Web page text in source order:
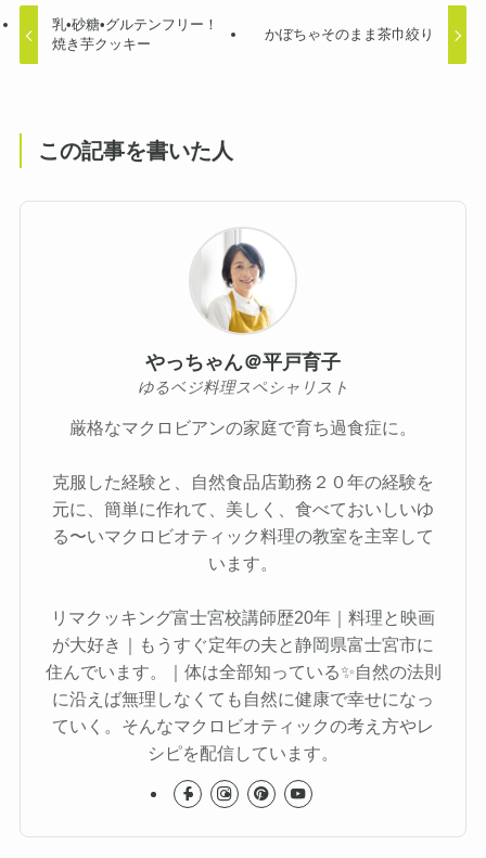
乳•砂糖•グルテンフリー！
焼き芋クッキー
かぼちゃそのまま茶巾絞り
この記事を書いた人
やっちゃん＠平戸育子
ゆるベジ料理スペシャリスト
厳格なマクロビアンの家庭で育ち過食症に。
克服した経験と、自然食品店勤務２０年の経験を
元に、簡単に作れて、美しく、食べておいしいゆ
る〜いマクロビオティック料理の教室を主宰して
います。
リマクッキング富士宮校講師歴20年｜料理と映画
が大好き｜もうすぐ定年の夫と静岡県富士宮市に
住んでいます。｜体は全部知っている✨自然の法則
に沿えば無理しなくても自然に健康で幸せになっ
ていく。そんなマクロビオティックの考え方やレ
シピを配信しています。